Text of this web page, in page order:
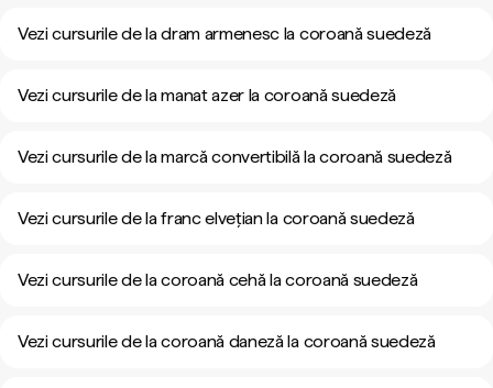
Vezi cursurile de la dram armenesc la coroană suedeză
Vezi cursurile de la manat azer la coroană suedeză
Vezi cursurile de la marcă convertibilă la coroană suedeză
Vezi cursurile de la franc elvețian la coroană suedeză
Vezi cursurile de la coroană cehă la coroană suedeză
Vezi cursurile de la coroană daneză la coroană suedeză